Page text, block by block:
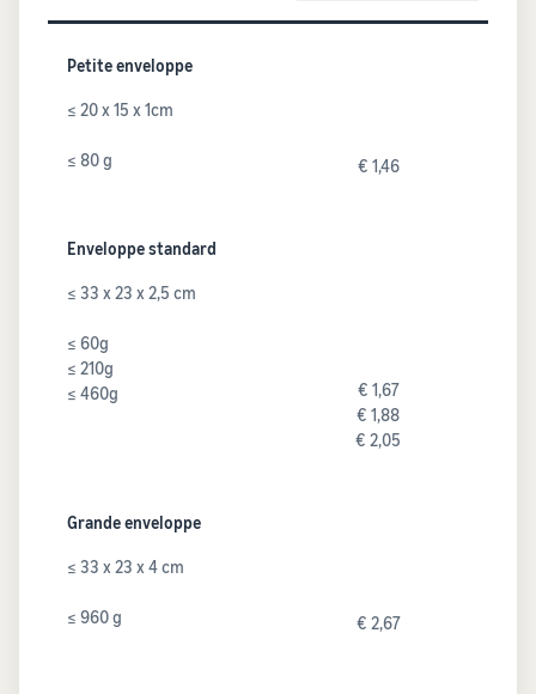
Petite enveloppe
≤ 20 x 15 x 1cm
≤ 80 g € 1,46
Enveloppe standard
≤ 33 x 23 x 2,5 cm
≤ 60g
≤ 210g
≤ 460g
€ 1,67
€ 1,88
€ 2,05
Grande enveloppe
≤ 33 x 23 x 4 cm
≤ 960 g € 2,67